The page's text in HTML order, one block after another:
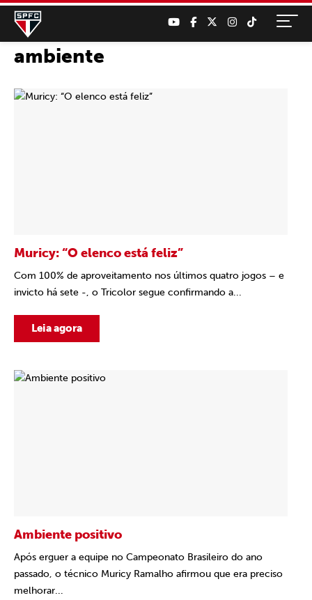
ambiente
Muricy: “O elenco está feliz”
Com 100% de aproveitamento nos últimos quatro jogos – e
invicto há sete -, o Tricolor segue confirmando a...
Leia agora
Ambiente positivo
Após erguer a equipe no Campeonato Brasileiro do ano
passado, o técnico Muricy Ramalho afirmou que era preciso
melhorar...